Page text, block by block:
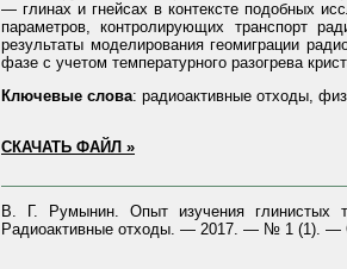
— глинах и гнейсах в контексте подобных
параметров, контролирующих транспорт
результаты моделирования геомиграции
фазе с учетом температурного разогрева
Ключевые слова: радиоактивные отходы,
СКАЧАТЬ ФАЙЛ »
В. Г. Румынин. Опыт изучения глинистых
Радиоактивные отходы. — 2017. — № 1 (1). —